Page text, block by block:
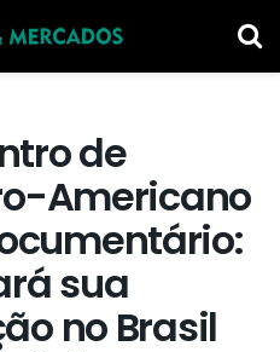
de
Americano
sua
no Brasil